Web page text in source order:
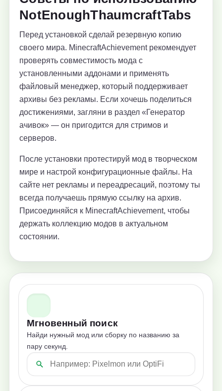
NotEnoughThaumcraftTabs
Перед установкой сделай резервную копию
своего мира. MinecraftAchievement рекомендует
проверять совместимость мода с
установленными аддонами и применять
файловый менеджер, который поддерживает
архивы без рекламы. Если хочешь поделиться
достижениями, загляни в раздел «Генератор
ачивок» — он пригодится для стримов и
серверов.
После установки протестируй мод в творческом
мире и настрой конфигурационные файлы. На
сайте нет рекламы и переадресаций, поэтому ты
всегда получаешь прямую ссылку на архив.
Присоединяйся к MinecraftAchievement, чтобы
держать коллекцию модов в актуальном
состоянии.
Мгновенный поиск
Найди нужный мод или сборку по названию за
пару секунд.